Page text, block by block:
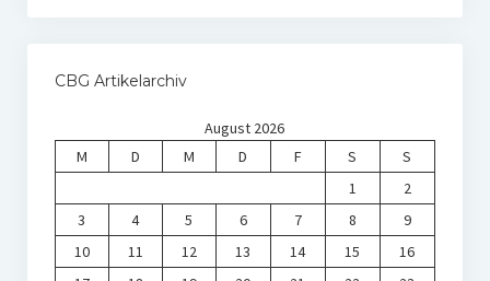
CBG Artikelarchiv
August 2026
M
D M D F S
S
1
2
3
4 5 6 7 8
9
10
11 12 13 14 15
16